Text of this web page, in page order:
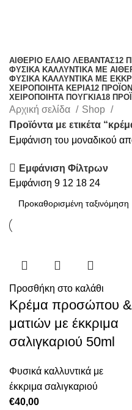
ΑΙΘΈΡΙΟ ΈΛΑΙΟ ΛΕΒΆΝΤΑΣ12
ΦΥΣΙΚΆ ΚΑΛΛΥΝΤΙΚΆ ΜΕ
ΦΥΣΙΚΆ ΚΑΛΛΥΝΤΙΚΆ ΜΕ
ΧΕΙΡΟΠΟΊΗΤΑ ΚΕΡΙΆ12
ΧΕΙΡΟΠΟΊΗΤΑ ΠΟΥΓΚΙΆ18
Αρχική σελίδα
Shop
Προϊόντα με ετικέτα
Εμφάνιση του μοναδικού
Εμφάνιση Φίλτρων
Εμφάνιση 9 12 18 24
Προσθήκη στο καλάθι
Κρέμα προσώπου &
ματιών με έκκριμα
σαλιγκαριού 50ml
Φυσικά καλλυντικά με
έκκριμα σαλιγκαριού
€40,00